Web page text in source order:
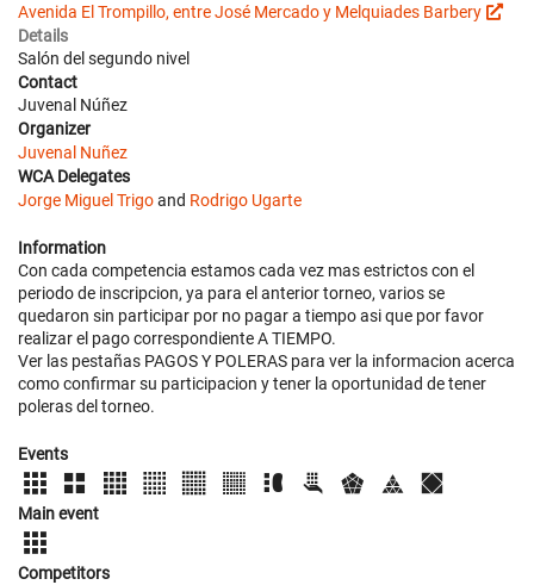
Avenida El Trompillo, entre José Mercado y Melquiades Barbery
Details
Salón del segundo nivel
Contact
Juvenal Núñez
Organizer
Juvenal Nuñez
WCA Delegates
Jorge Miguel Trigoand Rodrigo Ugarte
Information
Con cada competencia estamos cada vez mas estrictos con el
periodo de inscripcion, ya para el anterior torneo, varios se
quedaron sin participar por no pagar a tiempo asi que por favor
realizar el pago correspondiente A TIEMPO.
Ver las pestañas PAGOS Y POLERAS para ver la informacion acerca
como confirmar su participacion y tener la oportunidad de tener
poleras del torneo.
Events
Main event
Competitors